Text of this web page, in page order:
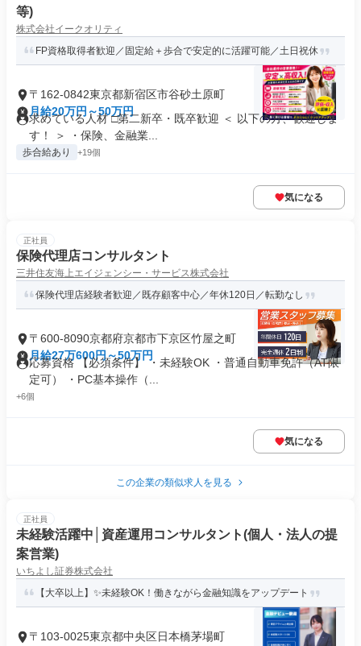
等)
株式会社イークオリティ
FP資格取得者歓迎／固定給＋歩合で安定的に活躍可能／土日祝休
〒162-0842東京都新宿区市谷砂土原町
月給20万円～50万円
求めている人材 □第二新卒・既卒歓迎 ＜ 以下の方、歓迎しま
す！ ＞ ・保険、金融業...
歩合給あり +19個
気になる
正社員
保険代理店コンサルタント
三井住友海上エイジェンシー・サービス株式会社
保険代理店経験者歓迎／既存顧客中心／年休120日／転勤なし
〒600-8090京都府京都市下京区竹屋之町
月給27万600円～50万円
応募資格 【必須条件】 ・未経験OK ・普通自動車免許（AT限
定可） ・PC基本操作（...
+6個
気になる
この企業の類似求人を見る
正社員
未経験活躍中│資産運用コンサルタント(個人・法人の提
案営業)
いちよし証券株式会社
【大卒以上】✨未経験OK！働きながら金融知識をアップデート
〒103-0025東京都中央区日本橋茅場町